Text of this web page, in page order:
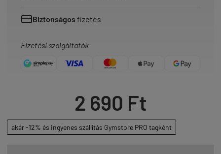
Biztonságosfizetés
Fizetési szolgáltatók
2 690 Ft
akár -12% és ingyenes szállítás Gymstore PRO tagként